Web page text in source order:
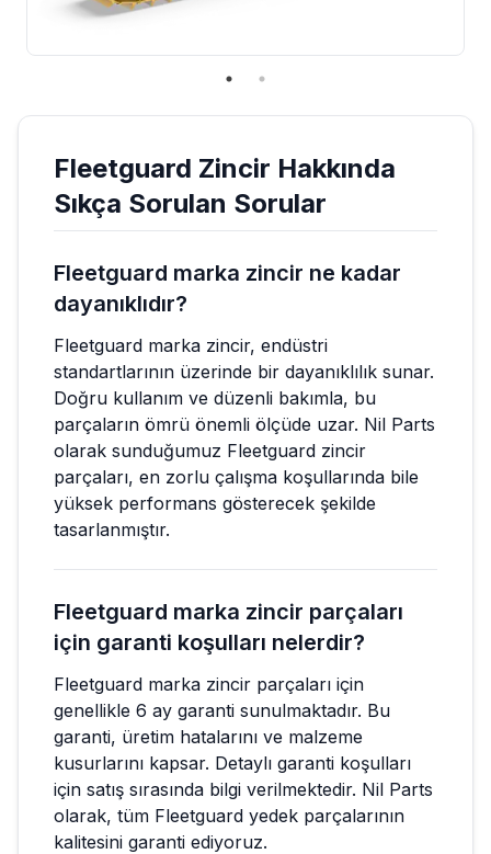
Fleetguard Zincir Hakkında
Sıkça Sorulan Sorular
Fleetguard marka zincir ne kadar
dayanıklıdır?
Fleetguard marka zincir, endüstri
standartlarının üzerinde bir dayanıklılık sunar.
Doğru kullanım ve düzenli bakımla, bu
parçaların ömrü önemli ölçüde uzar. Nil Parts
olarak sunduğumuz Fleetguard zincir
parçaları, en zorlu çalışma koşullarında bile
yüksek performans gösterecek şekilde
tasarlanmıştır.
Fleetguard marka zincir parçaları
için garanti koşulları nelerdir?
Fleetguard marka zincir parçaları için
genellikle 6 ay garanti sunulmaktadır. Bu
garanti, üretim hatalarını ve malzeme
kusurlarını kapsar. Detaylı garanti koşulları
için satış sırasında bilgi verilmektedir. Nil Parts
olarak, tüm Fleetguard yedek parçalarının
kalitesini garanti ediyoruz.